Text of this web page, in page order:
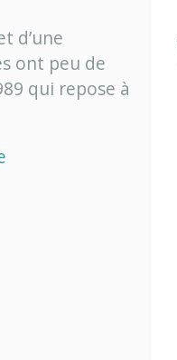
une
mystérieuse
d’une
ont peu de
qui repose à